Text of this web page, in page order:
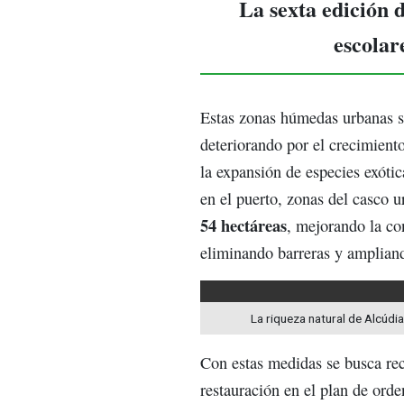
La sexta edición
Estas zonas húmedas
deteriorando por el
la expansión de especies
en el puerto, zonas del casco
54 hectáreas, mejorando la
eliminando barreras y
La riqueza natural de
Con estas medidas se busca
restauración en el plan de